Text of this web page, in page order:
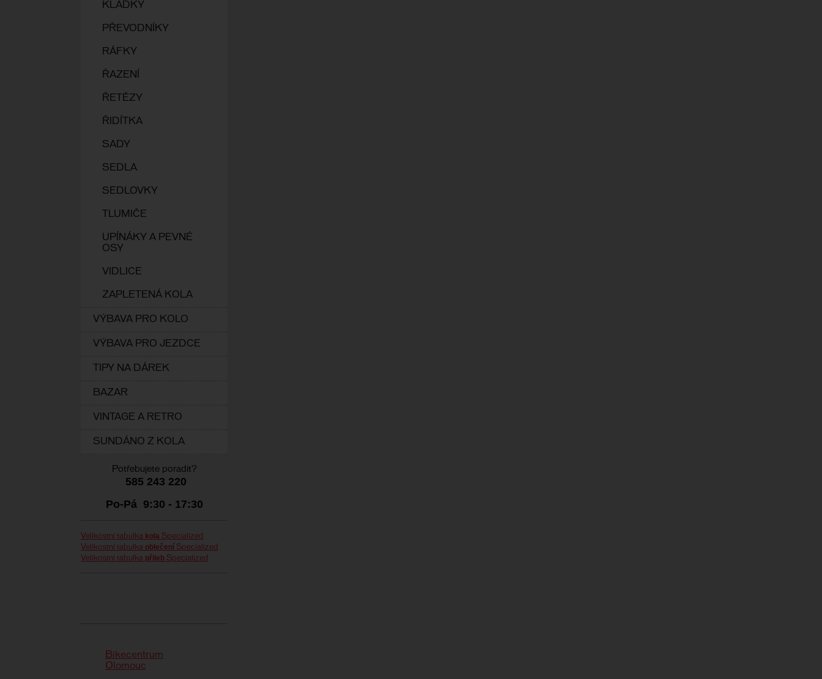
KLADKY
PŘEVODNÍKY
RÁFKY
ŘAZENÍ
ŘETĚZY
ŘIDÍTKA
SADY
SEDLA
SEDLOVKY
TLUMIČE
UPÍNÁKY A PEVNÉ
OSY
VIDLICE
ZAPLETENÁ KOLA
VÝBAVA PRO KOLO
VÝBAVA PRO JEZDCE
TIPY NA DÁREK
BAZAR
VINTAGE A RETRO
SUNDÁNO Z KOLA
Potřebujete poradit?
585 243 220
Po-Pá 9:30 - 17:30
Velikostní tabulka kola Specialized
Velikostní tabulka oblečení Specialized
Velikostní tabulka přileb Specialized
Bikecentrum
Olomouc